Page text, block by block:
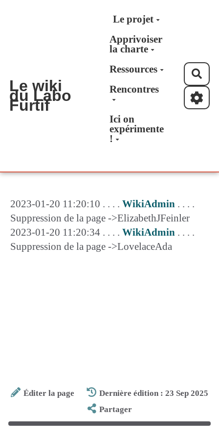
Aller au contenu principal
Le wiki
du Labo
Furtif
Le projet
Apprivoiser
la charte
Ressources
Rencontres
Ici on
expérimente
!
2023-01-20 11:20:10 . . . . WikiAdmin . . . .
Suppression de la page ->ElizabethJFeinler
2023-01-20 11:20:34 . . . . WikiAdmin . . . .
Suppression de la page ->LovelaceAda
Éditer la page
Dernière édition : 23 Sep 2025
Partager